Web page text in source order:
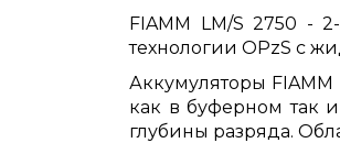
FIAMM LM/S 2750 -
технологии OPzS с
Аккумуляторы
как в буферном так
глубины разряда.